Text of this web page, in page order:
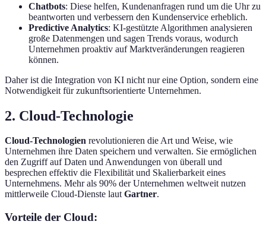
Chatbots: Diese helfen, Kundenanfragen rund um die Uhr zu
beantworten und verbessern den Kundenservice erheblich.
Predictive Analytics: KI-gestützte Algorithmen analysieren
große Datenmengen und sagen Trends voraus, wodurch
Unternehmen proaktiv auf Marktveränderungen reagieren
können.
Daher ist die Integration von KI nicht nur eine Option, sondern eine
Notwendigkeit für zukunftsorientierte Unternehmen.
2. Cloud-Technologie
Cloud-Technologien revolutionieren die Art und Weise, wie
Unternehmen ihre Daten speichern und verwalten. Sie ermöglichen
den Zugriff auf Daten und Anwendungen von überall und
besprechen effektiv die Flexibilität und Skalierbarkeit eines
Unternehmens. Mehr als 90% der Unternehmen weltweit nutzen
mittlerweile Cloud-Dienste lautGartner.
Vorteile der Cloud: